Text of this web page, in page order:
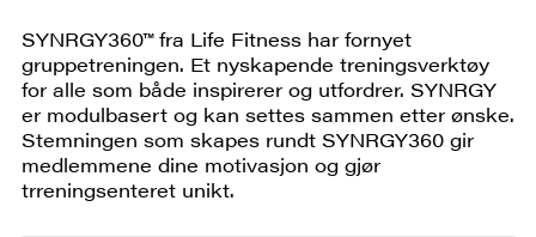
SYNRGY360™ fra Life Fitness har fornyet
gruppetreningen. Et nyskapende treningsverktøy
for alle som både inspirerer og utfordrer. SYNRGY
er modulbasert og kan settes sammen etter ønske.
Stemningen som skapes rundt SYNRGY360 gir
medlemmene dine motivasjon og gjør
trreningsenteret unikt.